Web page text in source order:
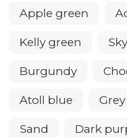
Apple green
Kelly green
Burgundy
Atoll blue
Sand Dark